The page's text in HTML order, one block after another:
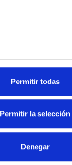
Permitir todas
Permitir la selección
Denegar